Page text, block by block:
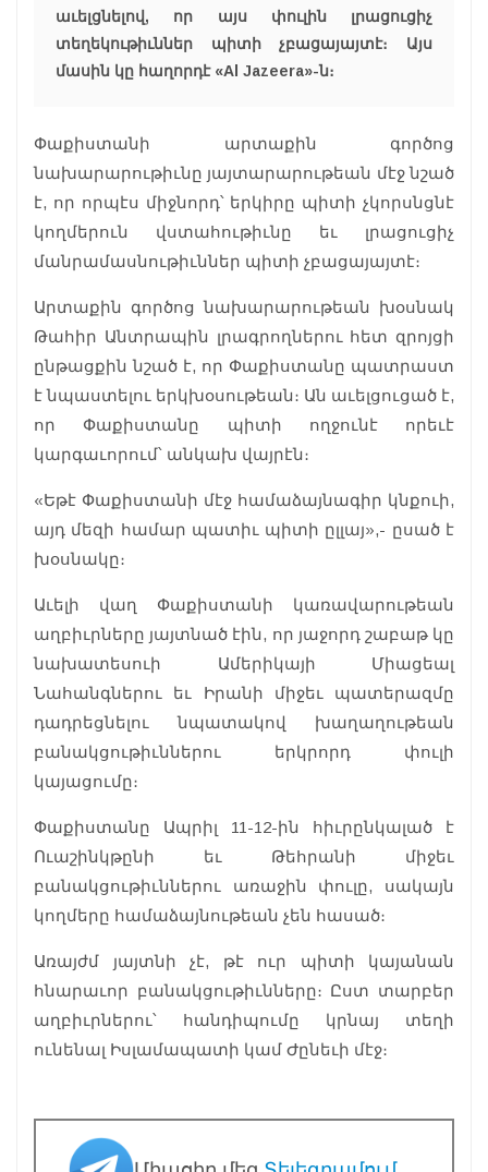
աւելցնելով, որ այս փուլին լրացուցիչ
տեղեկութիւններ պիտի չբացայայտէ։ Այս
մասին կը հաղորդէ «Al Jazeera»-ն։
Փաքիստանի արտաքին գործոց
նախարարութիւնը յայտարարութեան մէջ նշած
է, որ որպէս միջնորդ՝ երկիրը պիտի չկորսնցնէ
կողմերուն վստահութիւնը եւ լրացուցիչ
մանրամասնութիւններ պիտի չբացայայտէ։
Արտաքին գործոց նախարարութեան խօսնակ
Թահիր Անտրապին լրագրողներու հետ զրոյցի
ընթացքին նշած է, որ Փաքիստանը պատրաստ
է նպաստելու երկխօսութեան։ Ան աւելցուցած է,
որ Փաքիստանը պիտի ողջունէ որեւէ
կարգաւորում՝ անկախ վայրէն։
«Եթէ Փաքիստանի մէջ համաձայնագիր կնքուի,
այդ մեզի համար պատիւ պիտի ըլլայ»,- ըսած է
խօսնակը։
Աւելի վաղ Փաքիստանի կառավարութեան
աղբիւրները յայտնած էին, որ յաջորդ շաբաթ կը
նախատեսուի Ամերիկայի Միացեալ
Նահանգներու եւ Իրանի միջեւ պատերազմը
դադրեցնելու նպատակով խաղաղութեան
բանակցութիւններու երկրորդ փուլի
կայացումը։
Փաքիստանը Ապրիլ 11-12-ին հիւրընկալած է
Ուաշինկթընի եւ Թեհրանի միջեւ
բանակցութիւններու առաջին փուլը, սակայն
կողմերը համաձայնութեան չեն հասած։
Առայժմ յայտնի չէ, թէ ուր պիտի կայանան
հնարաւոր բանակցութիւնները։ Ըստ տարբեր
աղբիւրներու՝ հանդիպումը կրնայ տեղի
ունենալ Իսլամապատի կամ Ժընեւի մէջ։